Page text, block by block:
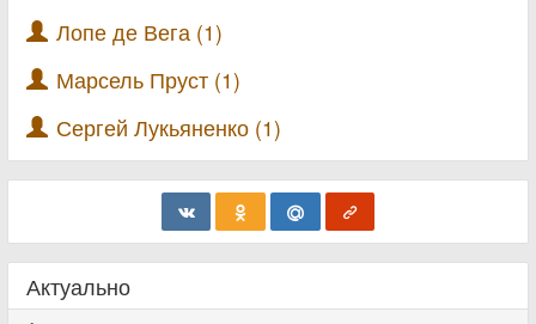
Лопе де Вега (1)
Марсель Пруст (1)
Сергей Лукьяненко (1)
Актуально